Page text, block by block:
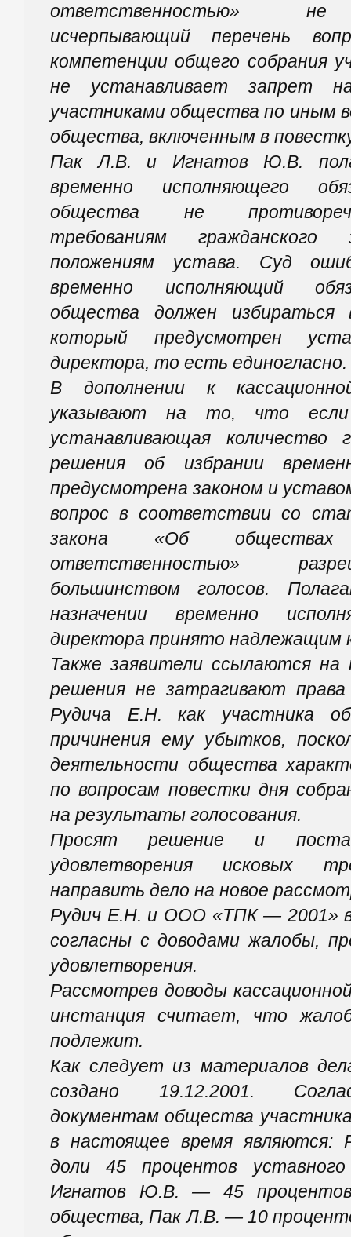
ответственностью» не
исчерпывающий перечень
компетенции общего собрания
не устанавливает запрет
участниками общества по иным
общества, включенным в
Пак Л.В. и Игнатов Ю.В.
временно исполняющего
общества не
требованиям гражданского
положениям устава. Суд
временно исполняющий
общества должен
который предусмотрен
директора, то есть единогласно.
В дополнении к
указывают на то, что если
устанавливающая количество
решения об избрании
предусмотрена законом и
вопрос в соответствии со
закона «Об обществах
ответственностью»
большинством голосов.
назначении временно
директора принято надлежащим
Также заявители ссылаются
решения не затрагивают
Рудича Е.Н. как участника
причинения ему убытков,
деятельности общества
по вопросам повестки дня
на результаты голосования.
Просят решение и
удовлетворения исковых
направить дело на новое
Рудич Е.Н. и ООО «ТПК — 2001»
согласны с доводами жалобы,
удовлетворения.
Рассмотрев доводы
инстанция считает, что
подлежит.
Как следует из материалов
создано 19.12.2001.
документам общества
в настоящее время являются:
доли 45 процентов
Игнатов Ю.В. — 45 процентов
общества, Пак Л.В. — 10